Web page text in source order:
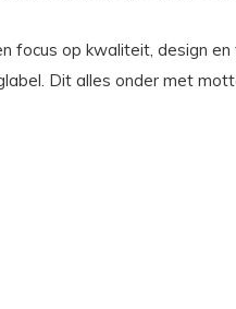
op kwaliteit, design
Dit alles onder met